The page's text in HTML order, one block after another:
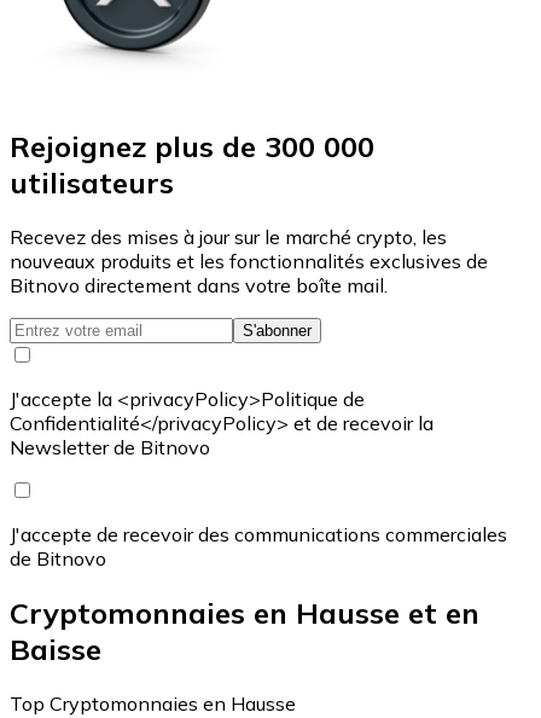
Rejoignez plus de 300 000
utilisateurs
Recevez des mises à jour sur le marché crypto, les
nouveaux produits et les fonctionnalités exclusives de
Bitnovo directement dans votre boîte mail.
S'abonner
J'accepte la <privacyPolicy>Politique de
Confidentialité</privacyPolicy> et de recevoir la
Newsletter de Bitnovo
J'accepte de recevoir des communications commerciales
de Bitnovo
Cryptomonnaies en Hausse et en
Baisse
Top Cryptomonnaies en Hausse